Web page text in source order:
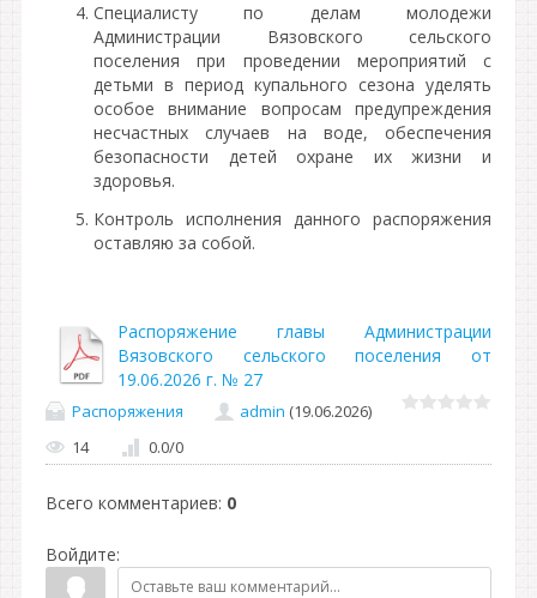
Специалисту по делам молодежи
Администрации Вязовского сельского
поселения при проведении мероприятий с
детьми в период купального сезона уделять
особое внимание вопросам предупреждения
несчастных случаев на воде, обеспечения
безопасности детей охране их жизни и
здоровья.
Контроль исполнения данного распоряжения
оставляю за собой.
Распоряжение главы Администрации
Вязовского сельского поселения от
19.06.2026 г. № 27
Распоряжения admin (19.06.2026)
14
0.0/0
Всего комментариев: 0
Войдите: